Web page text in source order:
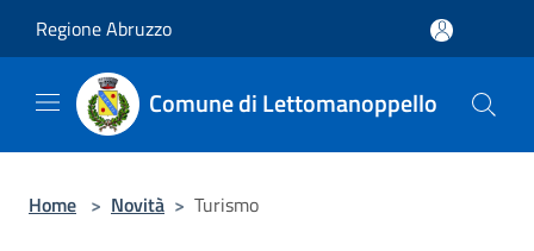
Regione Abruzzo
Comune di Lettomanoppello
Home > Novità > Turismo